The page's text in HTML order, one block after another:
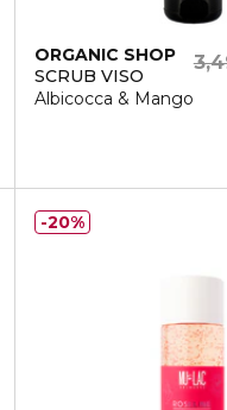
ORGANIC SHOP
SCRUB VISO
Albicocca & Mango
20%